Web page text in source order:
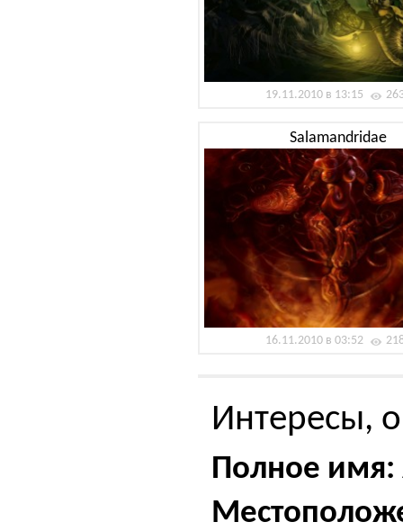
19.11.2010 в 13:15
Salamandridae
16.11.2010 в 03:52
Интересы,
Полное имя: